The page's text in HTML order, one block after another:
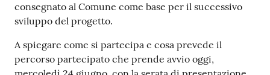
consegnato al Comune come base per il successivo
sviluppo del progetto.
A spiegare come si partecipa e cosa prevede il
percorso partecipato che prende avvio oggi,